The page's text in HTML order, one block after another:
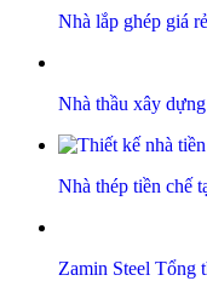
Nhà lắp ghép giá
Nhà thầu xây
Nhà thép tiền chế
Zamin Steel Tổng